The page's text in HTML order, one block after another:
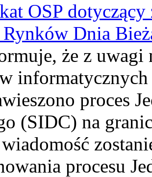
OSP dotyczący
Rynków Dnia
że z uwagi
proces
(SIDC) na
procesu